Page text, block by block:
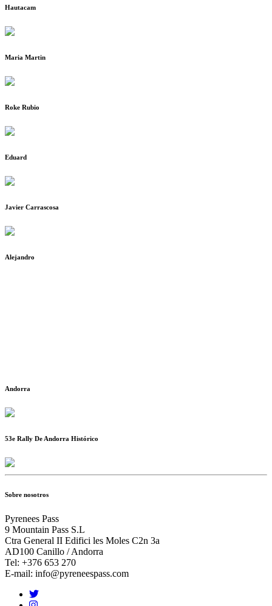
Hautacam
Maria Martin
Roke Rubio
Eduard
Javier Carrascosa
Alejandro
Andorra
53e Rally De Andorra Histórico
Sobre nosotros
Pyrenees Pass
9 Mountain Pass S.L
Ctra General II Edifici les Moles C2n 3a
AD100 Canillo / Andorra
Tel: +376 653 270
E-mail: info@pyreneespass.com